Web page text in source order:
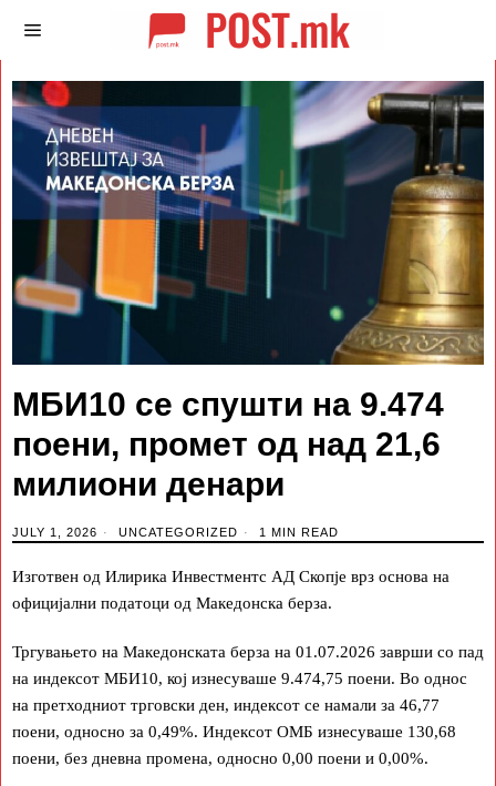
МБИ10 се спушти на 9.474
поени, промет од над 21,6
милиони денари
JULY 1, 2026 UNCATEGORIZED 1 MIN READ
Изготвен од Илирика Инвестментс АД Скопје врз основа на
официјални податоци од Македонска берза.
Тргувањето на Македонската берза на 01.07.2026 заврши со пад
на индексот МБИ10, кој изнесуваше 9.474,75 поени. Во однос
на претходниот трговски ден, индексот се намали за 46,77
поени, односно за 0,49%. Индексот ОМБ изнесуваше 130,68
поени, без дневна промена, односно 0,00 поени и 0,00%.